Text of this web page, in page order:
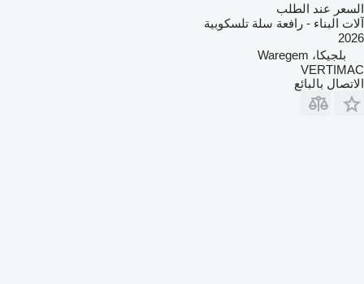
السعر عند الطلب
آلات البناء - رافعة سلة تلسكوبية
2026
بلجيكا، Waregem
VERTIMAC
الاتصال بالبائع